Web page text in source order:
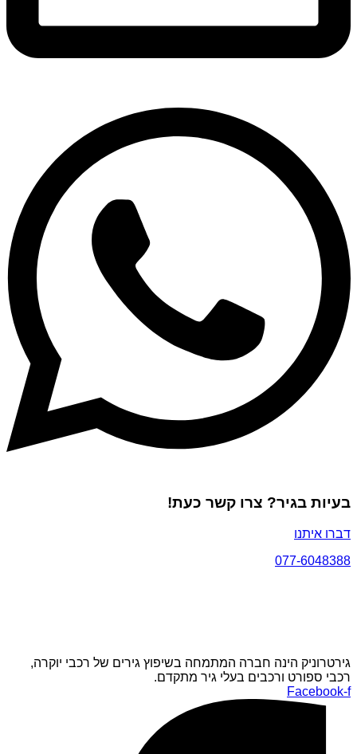
בעיות בגיר? צרו קשר כעת!
דברו איתנו
077-6048388
גירטרוניק הינה חברה המתמחה בשיפוץ גירים של רכבי יוקרה,
רכבי ספורט ורכבים בעלי גיר מתקדם.
Facebook-f